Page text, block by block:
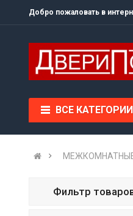
Добро пожаловать в
ВСЕ КАТЕГОРИИ
Фильтр